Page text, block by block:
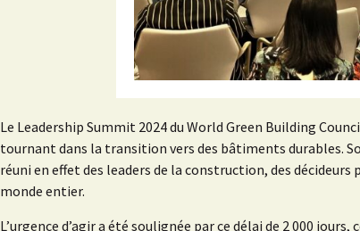
Le Leadership Summit 2024 du World Green Building
tournant dans la transition vers des bâtiments durables.
réuni en effet des leaders de la construction, des
monde entier.
L’urgence d’agir a été soulignée par ce délai de 2 000